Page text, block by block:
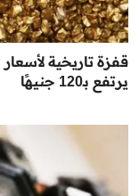
يرتفع بـ120 جنيهًا